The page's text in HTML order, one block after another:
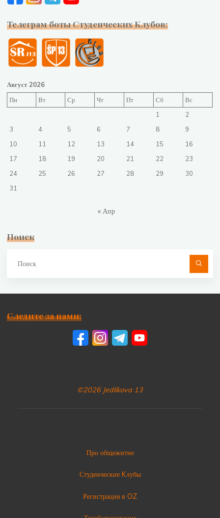
Телеграм боты Студенческих Клубов:
Август 2026
Пн
Вт Ср Чт Пт Сб
Вс
1
2
3
4 5 6 7 8
9
10
11 12 13 14 15
16
17
18 19 20 21 22
23
24
25 26 27 28 29
30
31
« Апр
Поиск
Следите за нами:
©2026 Jedlíkova 13
Про общежитие
Студенческие Kлубы
Регистрация в OZ